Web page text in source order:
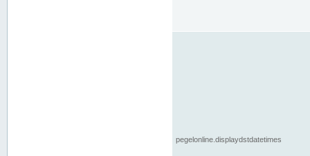
pegelonline.displaydstdatetimes